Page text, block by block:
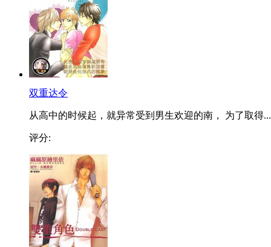
双重达令
从高中的时候起，就异常受到男生欢迎的南， 为了取得...
评分: